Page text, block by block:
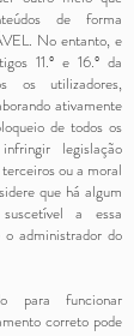
de forma
No entanto, e
11.º e 16.º da
os utilizadores,
ativamente
de todos os
legislação
ou a moral
que há algum
a essa
administrador do
para funcionar
correto pode